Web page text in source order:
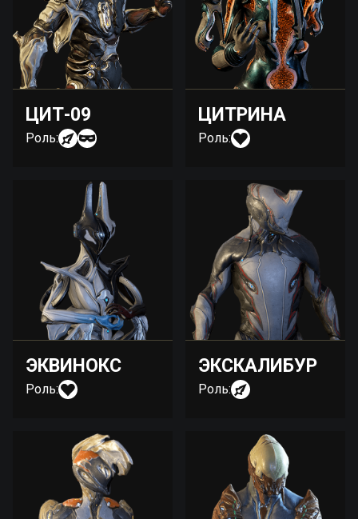
ЦИТ-09
Роль:
ЦИТРИНА
Роль:
ЭКВИНОКС
Роль:
ЭКСКАЛИБУР
Роль: